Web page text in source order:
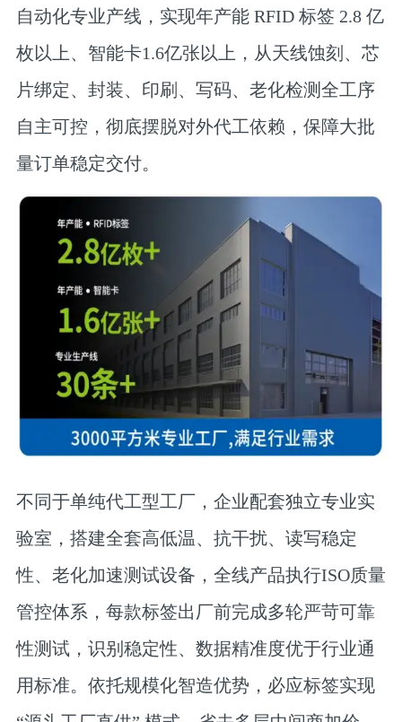
自动化专业产线，实现年产能 RFID 标签 2.8 亿
枚以上、智能卡1.6亿张以上，从天线蚀刻、芯
片绑定、封装、印刷、写码、老化检测全工序
自主可控，彻底摆脱对外代工依赖，保障大批
量订单稳定交付。
不同于单纯代工型工厂，企业配套独立专业实
验室，搭建全套高低温、抗干扰、读写稳定
性、老化加速测试设备，全线产品执行ISO质量
管控体系，每款标签出厂前完成多轮严苛可靠
性测试，识别稳定性、数据精准度优于行业通
用标准。依托规模化智造优势，必应标签实现